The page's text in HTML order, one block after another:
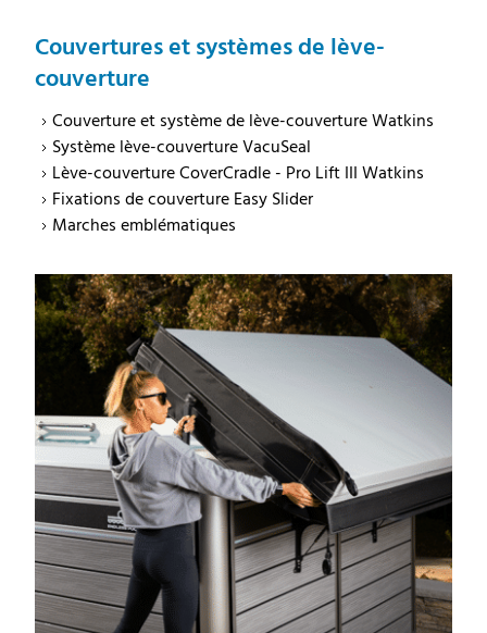
Couvertures et systèmes de lève-
couverture
Couverture et système de lève-couverture Watkins
Système lève-couverture VacuSeal
Lève-couverture CoverCradle - Pro Lift III Watkins
Fixations de couverture Easy Slider
Marches emblématiques